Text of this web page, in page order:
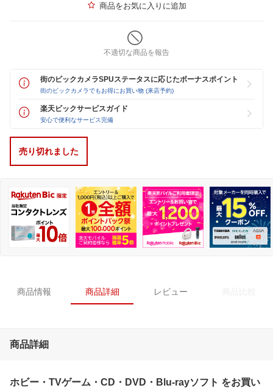
商品をお気に入りに追加
不適切な商品を報告
街のビックカメラSPUステータスに応じたボーナスポイント
街のビックカメラでもお得にお買い物 (来店予約)
楽天ビックサービスガイド
安心で便利なサービス完備
売り切れました
商品情報 商品詳細 レビュー
商品詳細
ホビー・TVゲーム・CD・DVD・Blu-rayソフト をお買い